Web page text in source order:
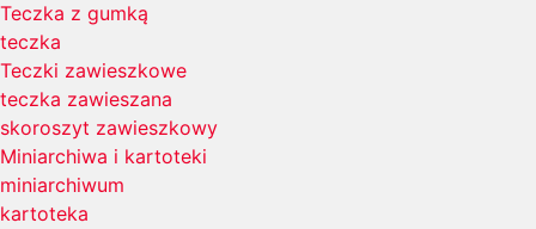
Teczka z gumką
teczka
Teczki zawieszkowe
teczka zawieszana
skoroszyt zawieszkowy
Miniarchiwa i kartoteki
miniarchiwum
kartoteka